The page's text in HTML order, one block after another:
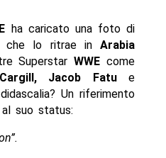
ha caricato una foto di
che lo ritrae inArabia
SuperstarWWE come
Jacob Fatue
Un riferimento
suo status: